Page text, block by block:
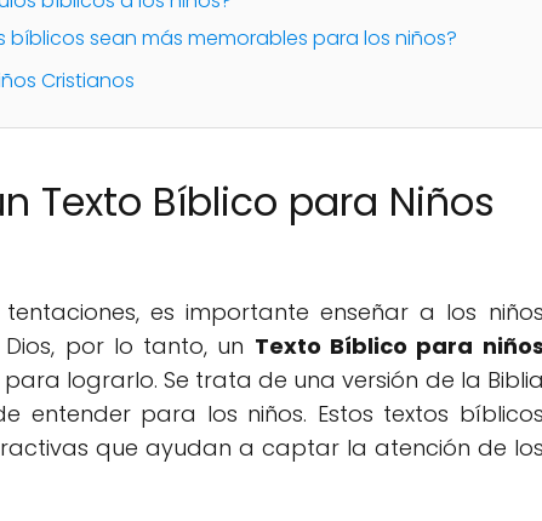
sean más memorables para los niños?
Cristianos
Texto Bíblico para Niños
es importante enseñar a los niños
por lo tanto, un Texto Bíblico para niños
lograrlo. Se trata de una versión de la Biblia
entender para los niños. Estos textos bíblicos
que ayudan a captar la atención de los